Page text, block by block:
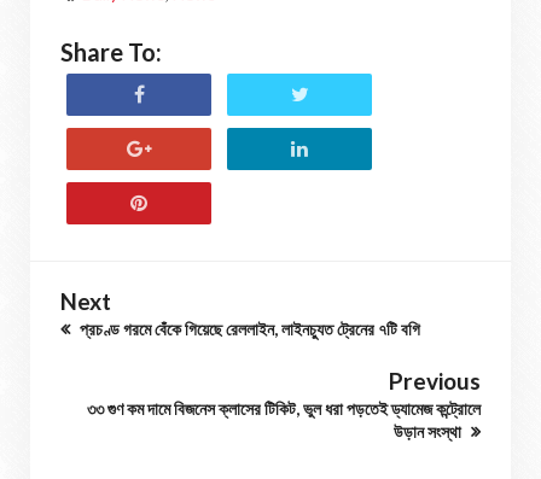
Share To:
Next
প্রচণ্ড গরমে বেঁকে গিয়েছে রেললাইন, লাইনচ্যুত ট্রেনের ৭টি বগি
Previous
৩৩ গুণ কম দামে বিজনেস ক্লাসের টিকিট, ভুল ধরা পড়তেই ড্যামেজ কন্ট্রোলে
উড়ান সংস্থা